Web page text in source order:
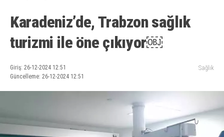
Karadeniz’de, Trabzon sağlık
turizmi ile öne çıkıyor￼
Giriş: 26-12-2024 12:51
Güncelleme: 26-12-2024 12:51
Sağlık